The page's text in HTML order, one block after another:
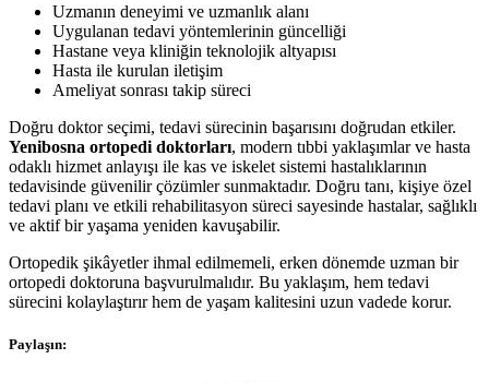
Uzmanın deneyimi ve uzmanlık alanı
Uygulanan tedavi yöntemlerinin güncelliği
Hastane veya kliniğin teknolojik altyapısı
Hasta ile kurulan iletişim
Ameliyat sonrası takip süreci
Doğru doktor seçimi, tedavi sürecinin başarısını doğrudan etkiler.
Yenibosna ortopedi doktorları, modern tıbbi yaklaşımlar ve hasta
odaklı hizmet anlayışı ile kas ve iskelet sistemi hastalıklarının
tedavisinde güvenilir çözümler sunmaktadır. Doğru tanı, kişiye özel
tedavi planı ve etkili rehabilitasyon süreci sayesinde hastalar, sağlıklı
ve aktif bir yaşama yeniden kavuşabilir.
Ortopedik şikâyetler ihmal edilmemeli, erken dönemde uzman bir
ortopedi doktoruna başvurulmalıdır. Bu yaklaşım, hem tedavi
sürecini kolaylaştırır hem de yaşam kalitesini uzun vadede korur.
Paylaşın: